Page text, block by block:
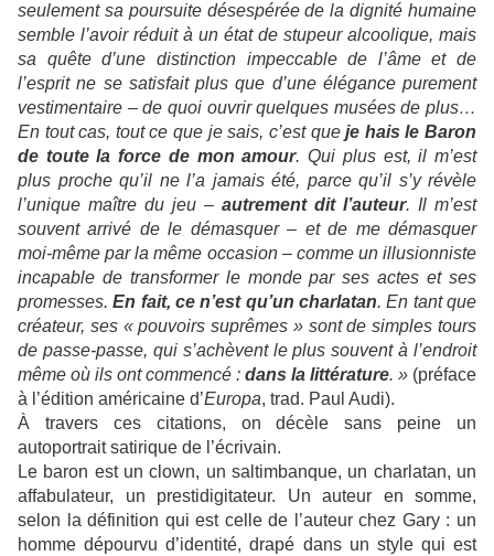
seulement sa poursuite désespérée de la dignité humaine
semble l’avoir réduit à un état de stupeur alcoolique, mais
sa quête d’une distinction impeccable de l’âme et de
l’esprit ne se satisfait plus que d’une élégance purement
vestimentaire – de quoi ouvrir quelques musées de plus…
En tout cas, tout ce que je sais, c’est queje hais le Baron
de toute la force de mon amour. Qui plus est, il m’est
plus proche qu’il ne l’a jamais été, parce qu’il s’y révèle
l’unique maître du jeu – autrement dit l’auteur. Il m’est
souvent arrivé de le démasquer – et de me démasquer
moi-même par la même occasion – comme un illusionniste
incapable de transformer le monde par ses actes et ses
promesses.En fait, ce n’est qu’un charlatan. En tant que
créateur, ses « pouvoirs suprêmes » sont de simples tours
de passe-passe, qui s’achèvent le plus souvent à l’endroit
même où ils ont commencé : dans la littérature. » (préface
à l’édition américaine d’Europa, trad. Paul Audi).
À travers ces citations, on décèle sans peine un
autoportrait satirique de l’écrivain.
Le baron est un clown, un saltimbanque, un charlatan, un
affabulateur, un prestidigitateur. Un auteur en somme,
selon la définition qui est celle de l’auteur chez Gary : un
homme dépourvu d’identité, drapé dans un style qui est